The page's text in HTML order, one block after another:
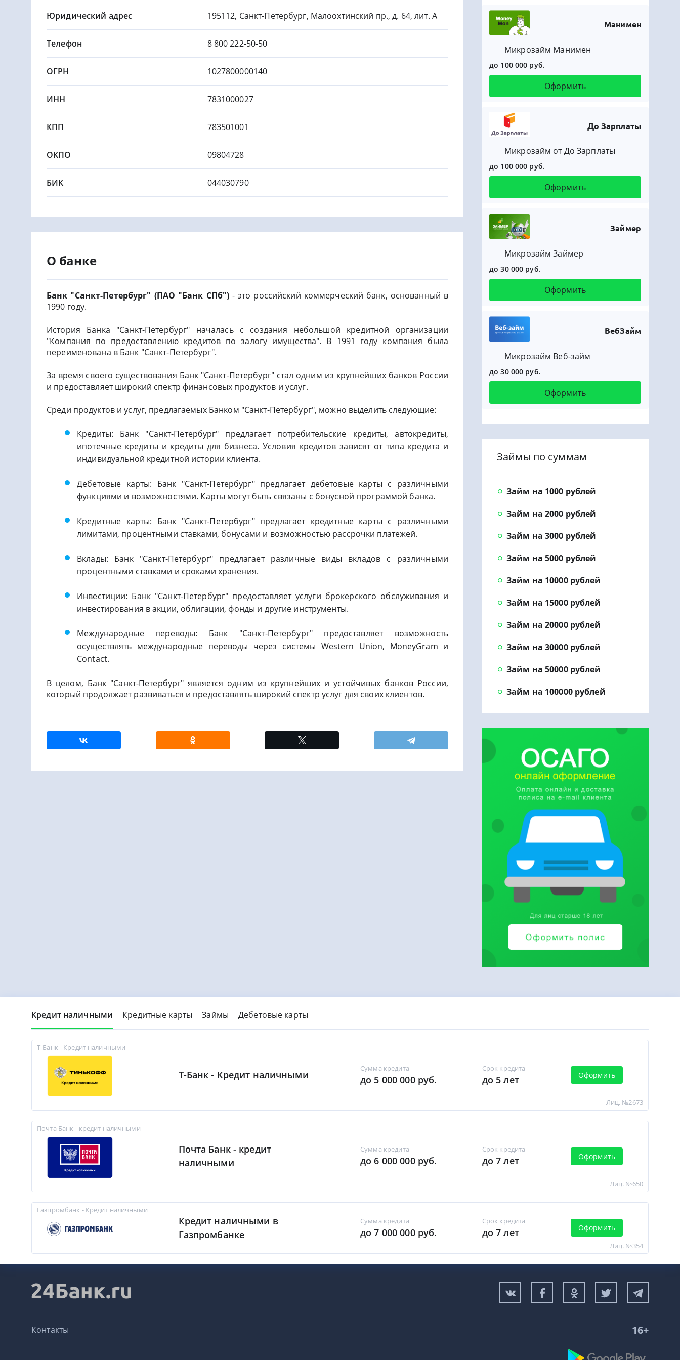
Юридический адрес 195112, Санкт-Петербург, Малоохтинский пр., д. 64, лит. А
Телефон 8 800 222-50-50
ОГРН 1027800000140
ИНН 7831000027
КПП 783501001
ОКПО 09804728
БИК 044030790
О банке
Банк "Санкт-Петербург" (ПАО "Банк СПб") - это российский коммерческий банк, основанный в
1990 году.
История Банка "Санкт-Петербург" началась с создания небольшой кредитной организации
"Компания по предоставлению кредитов по залогу имущества". В 1991 году компания была
переименована в Банк "Санкт-Петербург".
За время своего существования Банк "Санкт-Петербург" стал одним из крупнейших банков России
и предоставляет широкий спектр финансовых продуктов и услуг.
Среди продуктов и услуг, предлагаемых Банком "Санкт-Петербург", можно выделить следующие:
Кредиты: Банк "Санкт-Петербург" предлагает потребительские кредиты, автокредиты,
ипотечные кредиты и кредиты для бизнеса. Условия кредитов зависят от типа кредита и
индивидуальной кредитной истории клиента.
Дебетовые карты: Банк "Санкт-Петербург" предлагает дебетовые карты с различными
функциями и возможностями. Карты могут быть связаны с бонусной программой банка.
Кредитные карты: Банк "Санкт-Петербург" предлагает кредитные карты с различными
лимитами, процентными ставками, бонусами и возможностью рассрочки платежей.
Вклады: Банк "Санкт-Петербург" предлагает различные виды вкладов с различными
процентными ставками и сроками хранения.
Инвестиции: Банк "Санкт-Петербург" предоставляет услуги брокерского обслуживания и
инвестирования в акции, облигации, фонды и другие инструменты.
Международные переводы: Банк "Санкт-Петербург" предоставляет возможность
осуществлять международные переводы через системы Western Union, MoneyGram и
Contact.
В целом, Банк "Санкт-Петербург" является одним из крупнейших и устойчивых банков России,
который продолжает развиваться и предоставлять широкий спектр услуг для своих клиентов.
Манимен
Микрозайм Манимен
до 100 000 руб.
Оформить
До Зарплаты
Микрозайм от До Зарплаты
до 100 000 руб.
Оформить
Займер
Микрозайм Займер
до 30 000 руб.
Оформить
ВебЗайм
Микрозайм Веб-займ
до 30 000 руб.
Оформить
Займы по суммам
Займ на 1000 рублей
Займ на 2000 рублей
Займ на 3000 рублей
Займ на 5000 рублей
Займ на 10000 рублей
Займ на 15000 рублей
Займ на 20000 рублей
Займ на 30000 рублей
Займ на 50000 рублей
Займ на 100000 рублей
Кредит наличными Кредитные карты Займы Дебетовые карты
Т-Банк - Кредит наличными
Т-Банк - Кредит наличными
Сумма кредита
до 5 000 000 руб.
Срок кредита
до 5 лет Оформить
Лиц. №2673
Почта Банк - кредит наличными
Почта Банк - кредит
наличными
Сумма кредита
до 6 000 000 руб.
Срок кредита
до 7 лет Оформить
Лиц. №650
Газпромбанк - Кредит наличными
Кредит наличными в
Газпромбанке
Сумма кредита
до 7 000 000 руб.
Срок кредита
до 7 лет Оформить
Лиц. №354
Контакты 16+